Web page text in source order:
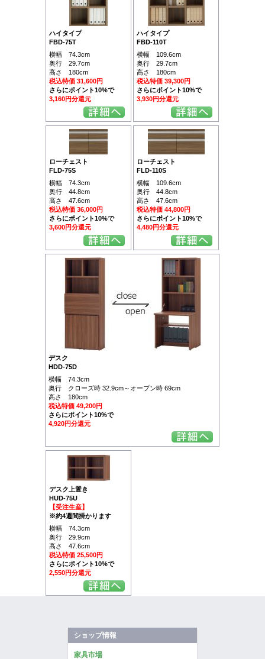
ハイタイプ
FBD-75T
横幅 74.3cm
奥行 29.7cm
高さ 180cm
税込特価 31,600円
さらにポイント10%で
3,160円分還元
ハイタイプ
FBD-110T
横幅 109.6cm
奥行 29.7cm
高さ 180cm
税込特価 39,300円
さらにポイント10%で
3,930円分還元
ローチェスト
FLD-75S
横幅 74.3cm
奥行 44.8cm
高さ 47.6cm
税込特価 36,000円
さらにポイント10%で
3,600円分還元
ローチェスト
FLD-110S
横幅 109.6cm
奥行 44.8cm
高さ 47.6cm
税込特価 44,800円
さらにポイント10%で
4,480円分還元
デスク
HDD-75D
横幅 74.3cm
奥行 クローズ時 32.9cm～オープン時 69cm
高さ 180cm
税込特価 49,200円
さらにポイント10%で
4,920円分還元
デスク上置き
HUD-75U
【受注生産】
※約4週間掛かります
横幅 74.3cm
奥行 29.9cm
高さ 47.6cm
税込特価 25,500円
さらにポイント10%で
2,550円分還元
ショップ情報
家具市場